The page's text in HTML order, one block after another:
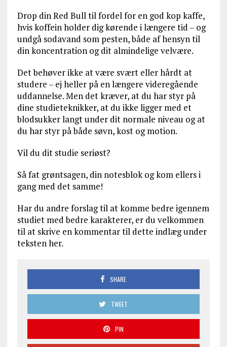
Drop din Red Bull til fordel for en god kop kaffe,
hvis koffein holder dig kørende i længere tid – og
undgå sodavand som pesten, både af hensyn til
din koncentration og dit almindelige velvære.
Det behøver ikke at være svært eller hårdt at
studere – ej heller på en længere videregående
uddannelse. Men det kræver, at du har styr på
dine studieteknikker, at du ikke ligger med et
blodsukker langt under dit normale niveau og at
du har styr på både søvn, kost og motion.
Vil du dit studie seriøst?
Så fat grøntsagen, din notesblok og kom ellers i
gang med det samme!
Har du andre forslag til at komme bedre igennem
studiet med bedre karakterer, er du velkommen
til at skrive en kommentar til dette indlæg under
teksten her.
SHARE
TWEET
PIN